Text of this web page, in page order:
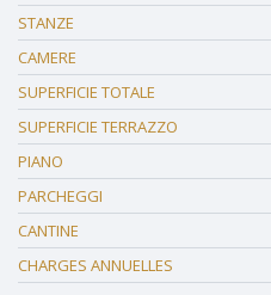
STANZE
CAMERE
SUPERFICIE TOTALE
SUPERFICIE TERRAZZO
PIANO
PARCHEGGI
CANTINE
CHARGES ANNUELLES